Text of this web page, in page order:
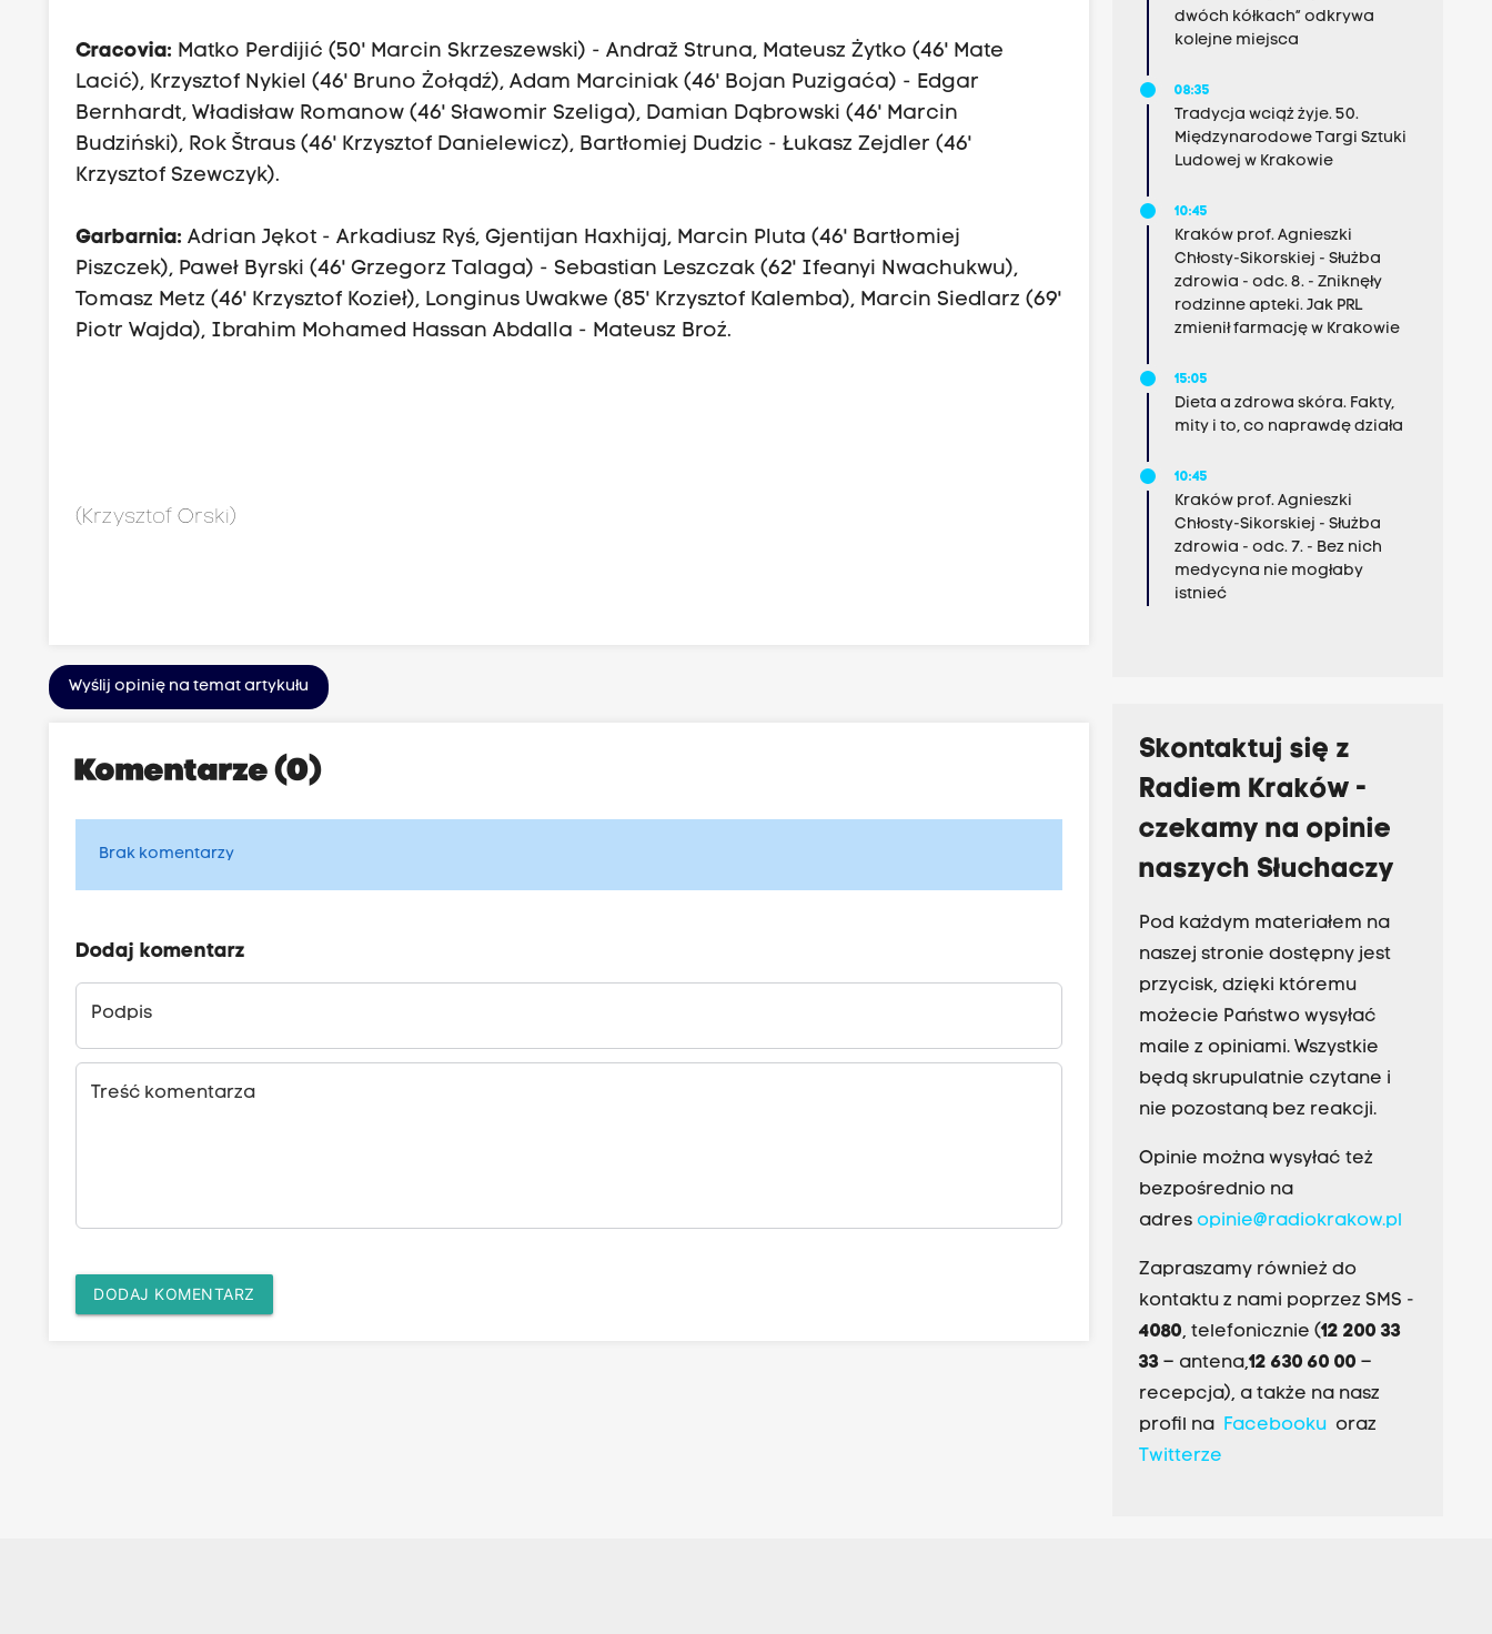
Cracovia: Matko Perdijić (50' Marcin Skrzeszewski) - Andraž Struna, Mateusz Żytko (46' Mate
Lacić), Krzysztof Nykiel (46' Bruno Żołądź), Adam Marciniak (46' Bojan Puzigaća) - Edgar
Bernhardt, Władisław Romanow (46' Sławomir Szeliga), Damian Dąbrowski (46' Marcin
Budziński), Rok Štraus (46' Krzysztof Danielewicz), Bartłomiej Dudzic - Łukasz Zejdler (46'
Krzysztof Szewczyk).
Garbarnia: Adrian Jękot - Arkadiusz Ryś, Gjentijan Haxhijaj, Marcin Pluta (46' Bartłomiej
Piszczek), Paweł Byrski (46' Grzegorz Talaga) - Sebastian Leszczak (62' Ifeanyi Nwachukwu),
Tomasz Metz (46' Krzysztof Kozieł), Longinus Uwakwe (85' Krzysztof Kalemba), Marcin Siedlarz (69'
Piotr Wajda), Ibrahim Mohamed Hassan Abdalla - Mateusz Broź.
(Krzysztof Orski)
Wyślij opinię na temat artykułu
Komentarze (0)
Brak komentarzy
Dodaj komentarz
Podpis
Treść komentarza
DODAJ KOMENTARZ
dwóch kółkach” odkrywa
kolejne miejsca
08:35
Tradycja wciąż żyje. 50.
Międzynarodowe Targi Sztuki
Ludowej w Krakowie
10:45
Kraków prof. Agnieszki
Chłosty-Sikorskiej - Służba
zdrowia - odc. 8. - Zniknęły
rodzinne apteki. Jak PRL
zmienił farmację w Krakowie
15:05
Dieta a zdrowa skóra. Fakty,
mity i to, co naprawdę działa
10:45
Kraków prof. Agnieszki
Chłosty-Sikorskiej - Służba
zdrowia - odc. 7. - Bez nich
medycyna nie mogłaby
istnieć
Skontaktuj się z
Radiem Kraków -
czekamy na opinie
naszych Słuchaczy
Pod każdym materiałem na
naszej stronie dostępny jest
przycisk, dzięki któremu
możecie Państwo wysyłać
maile z opiniami. Wszystkie
będą skrupulatnie czytane i
nie pozostaną bez reakcji.
Opinie można wysyłać też
bezpośrednio na
adres opinie@radiokrakow.pl
Zapraszamy również do
kontaktu z nami poprzez SMS -
4080, telefonicznie (12 200 33
33– antena,12 630 60 00 –
recepcja), a także na nasz
profil na Facebookuoraz
Twitterze